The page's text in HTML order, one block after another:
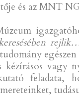
és az MNT
egészen
vagy
feladata,